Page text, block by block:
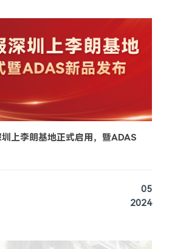
上李朗基地正式启用，暨ADAS
05
2024